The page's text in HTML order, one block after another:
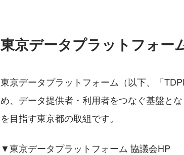
東京データプラットフォー
東京データプラットフォーム（以下、「
め、データ提供者・利用者をつなぐ基盤と
を目指す東京都の取組です。
▼東京データプラットフォーム 協議会HP